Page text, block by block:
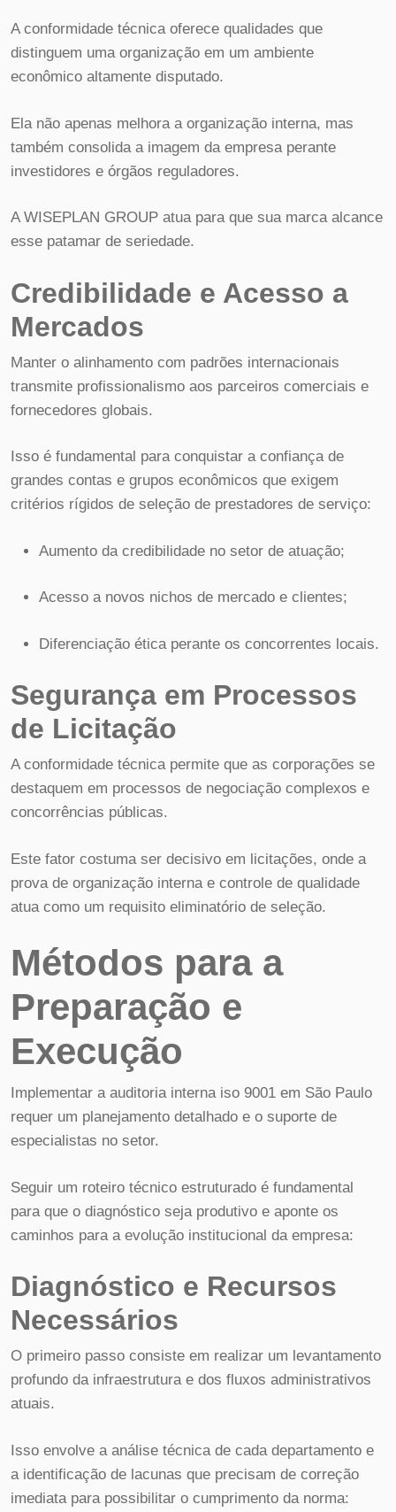
A conformidade técnica oferece qualidades que
distinguem uma organização em um ambiente
econômico altamente disputado.
Ela não apenas melhora a organização interna, mas
também consolida a imagem da empresa perante
investidores e órgãos reguladores.
A WISEPLAN GROUP atua para que sua marca alcance
esse patamar de seriedade.
Credibilidade e Acesso a
Mercados
Manter o alinhamento com padrões internacionais
transmite profissionalismo aos parceiros comerciais e
fornecedores globais.
Isso é fundamental para conquistar a confiança de
grandes contas e grupos econômicos que exigem
critérios rígidos de seleção de prestadores de serviço:
Aumento da credibilidade no setor de atuação;
Acesso a novos nichos de mercado e clientes;
Diferenciação ética perante os concorrentes locais.
Segurança em Processos
de Licitação
A conformidade técnica permite que as corporações se
destaquem em processos de negociação complexos e
concorrências públicas.
Este fator costuma ser decisivo em licitações, onde a
prova de organização interna e controle de qualidade
atua como um requisito eliminatório de seleção.
Métodos para a
Preparação e
Execução
Implementar a auditoria interna iso 9001 em São Paulo
requer um planejamento detalhado e o suporte de
especialistas no setor.
Seguir um roteiro técnico estruturado é fundamental
para que o diagnóstico seja produtivo e aponte os
caminhos para a evolução institucional da empresa:
Diagnóstico e Recursos
Necessários
O primeiro passo consiste em realizar um levantamento
profundo da infraestrutura e dos fluxos administrativos
atuais.
Isso envolve a análise técnica de cada departamento e
a identificação de lacunas que precisam de correção
imediata para possibilitar o cumprimento da norma: